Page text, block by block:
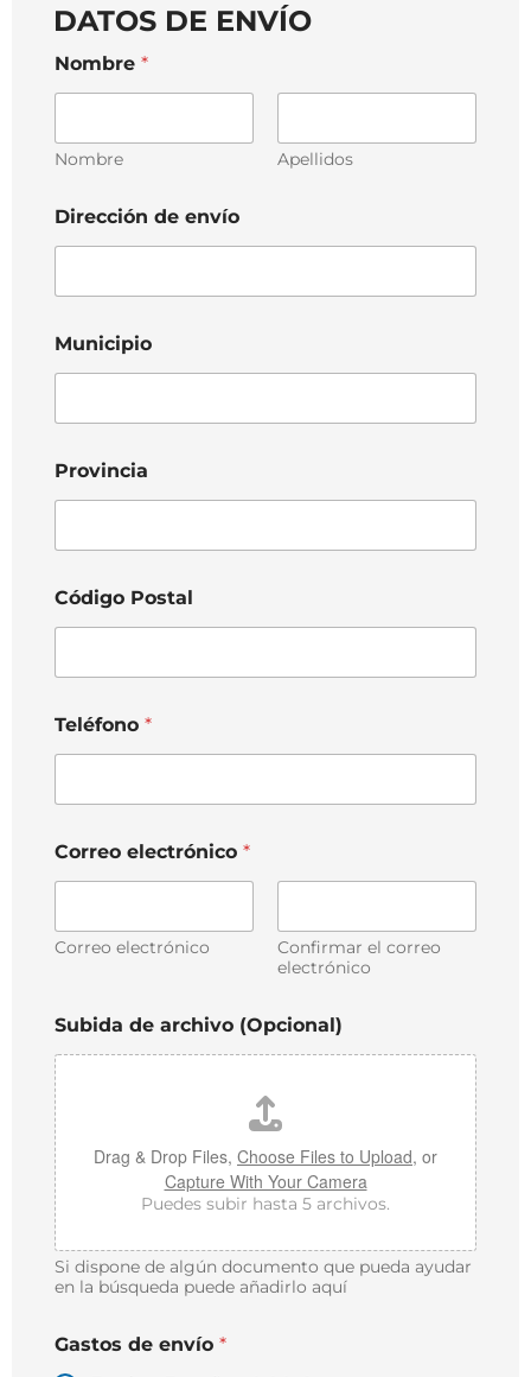
DATOS DE ENVÍO
Nombre *
Nombre Apellidos
Dirección de envío
Municipio
Provincia
Código Postal
Teléfono *
Correo electrónico *
Correo electrónico
Confirmar el correo
electrónico
Subida de archivo (Opcional)
Drag & Drop Files, Choose Files to Upload, or
Capture With Your Camera
Puedes subir hasta 5 archivos.
Si dispone de algún documento que pueda ayudar
en la búsqueda puede añadirlo aquí
Gastos de envío *